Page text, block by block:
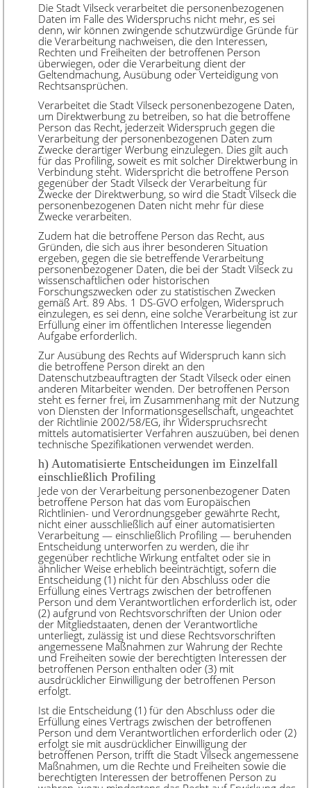
Die Stadt Vilseck verarbeitet die personenbezogenen
Daten im Falle des Widerspruchs nicht mehr, es sei
denn, wir können zwingende schutzwürdige Gründe für
die Verarbeitung nachweisen, die den Interessen,
Rechten und Freiheiten der betroffenen Person
überwiegen, oder die Verarbeitung dient der
Geltendmachung, Ausübung oder Verteidigung von
Rechtsansprüchen.
Verarbeitet die Stadt Vilseck personenbezogene Daten,
um Direktwerbung zu betreiben, so hat die betroffene
Person das Recht, jederzeit Widerspruch gegen die
Verarbeitung der personenbezogenen Daten zum
Zwecke derartiger Werbung einzulegen. Dies gilt auch
für das Profiling, soweit es mit solcher Direktwerbung in
Verbindung steht. Widerspricht die betroffene Person
gegenüber der Stadt Vilseck der Verarbeitung für
Zwecke der Direktwerbung, so wird die Stadt Vilseck die
personenbezogenen Daten nicht mehr für diese
Zwecke verarbeiten.
Zudem hat die betroffene Person das Recht, aus
Gründen, die sich aus ihrer besonderen Situation
ergeben, gegen die sie betreffende Verarbeitung
personenbezogener Daten, die bei der Stadt Vilseck zu
wissenschaftlichen oder historischen
Forschungszwecken oder zu statistischen Zwecken
gemäß Art. 89 Abs. 1 DS-GVO erfolgen, Widerspruch
einzulegen, es sei denn, eine solche Verarbeitung ist zur
Erfüllung einer im öffentlichen Interesse liegenden
Aufgabe erforderlich.
Zur Ausübung des Rechts auf Widerspruch kann sich
die betroffene Person direkt an den
Datenschutzbeauftragten der Stadt Vilseck oder einen
anderen Mitarbeiter wenden. Der betroffenen Person
steht es ferner frei, im Zusammenhang mit der Nutzung
von Diensten der Informationsgesellschaft, ungeachtet
der Richtlinie 2002/58/EG, ihr Widerspruchsrecht
mittels automatisierter Verfahren auszuüben, bei denen
technische Spezifikationen verwendet werden.
h) Automatisierte Entscheidungen im Einzelfall
einschließlich Profiling
Jede von der Verarbeitung personenbezogener Daten
betroffene Person hat das vom Europäischen
Richtlinien- und Verordnungsgeber gewährte Recht,
nicht einer ausschließlich auf einer automatisierten
Verarbeitung — einschließlich Profiling — beruhenden
Entscheidung unterworfen zu werden, die ihr
gegenüber rechtliche Wirkung entfaltet oder sie in
ähnlicher Weise erheblich beeinträchtigt, sofern die
Entscheidung (1) nicht für den Abschluss oder die
Erfüllung eines Vertrags zwischen der betroffenen
Person und dem Verantwortlichen erforderlich ist, oder
(2) aufgrund von Rechtsvorschriften der Union oder
der Mitgliedstaaten, denen der Verantwortliche
unterliegt, zulässig ist und diese Rechtsvorschriften
angemessene Maßnahmen zur Wahrung der Rechte
und Freiheiten sowie der berechtigten Interessen der
betroffenen Person enthalten oder (3) mit
ausdrücklicher Einwilligung der betroffenen Person
erfolgt.
Ist die Entscheidung (1) für den Abschluss oder die
Erfüllung eines Vertrags zwischen der betroffenen
Person und dem Verantwortlichen erforderlich oder (2)
erfolgt sie mit ausdrücklicher Einwilligung der
betroffenen Person, trifft die Stadt Vilseck angemessene
Maßnahmen, um die Rechte und Freiheiten sowie die
berechtigten Interessen der betroffenen Person zu